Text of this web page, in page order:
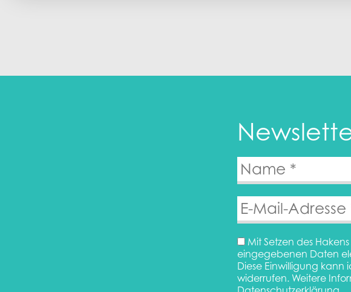
Mit Setzen des
eingegebenen Daten
Diese Einwilligung
widerrufen. Weitere